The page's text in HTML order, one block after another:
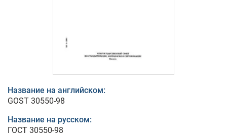
Название на английском:
GOST 30550-98
Название на русском:
ГОСТ 30550-98